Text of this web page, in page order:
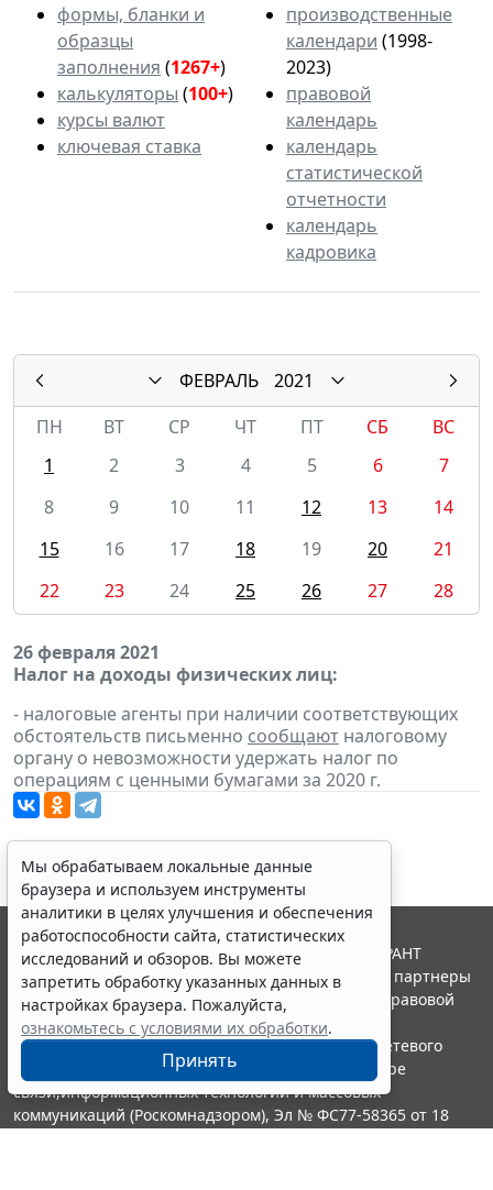
формы, бланки и
образцы
заполнения (1267+)
калькуляторы (100+)
курсы валют
ключевая ставка
производственные
календари (1998-
2023)
правовой
календарь
календарь
статистической
отчетности
календарь
кадровика
ФЕВРАЛЬ
2021
ПН
ВТ СР ЧТ ПТ СБ
ВС
1
2 3 4 5 6
7
8
9 10 11 12 13
14
15
16 17 18 19 20
21
22
23 24 25 26 27 28
26 февраля 2021
Налог на доходы физических лиц:
- налоговые агенты при наличии соответствующих
обстоятельств письменно сообщают налоговому
органу о невозможности удержать налог по
операциям с ценными бумагами за 2020 г.
Мы обрабатываем локальные данные
браузера и используем инструменты
аналитики в целях улучшения и обеспечения
работоспособности сайта, статистических
исследований и обзоров. Вы можете
запретить обработку указанных данных в
настройках браузера. Пожалуйста,
ознакомьтесь с условиями их обработки.
Принять
© ООО "НПП "ГАРАНТ-СЕРВИС", 2026. Система ГАРАНТ
выпускается с 1990 года. Компания "Гарант" и ее партнеры
являются участниками Российской ассоциации правовой
информации ГАРАНТ.
Портал ГАРАНТ.РУ зарегистрирован в качестве сетевого
издания Федеральной службой по надзору в сфере
связи,информационных технологий и массовых
коммуникаций (Роскомнадзором), Эл № ФС77-58365 от 18